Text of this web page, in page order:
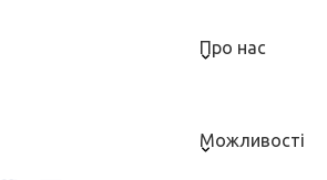
Про нас
Можливості